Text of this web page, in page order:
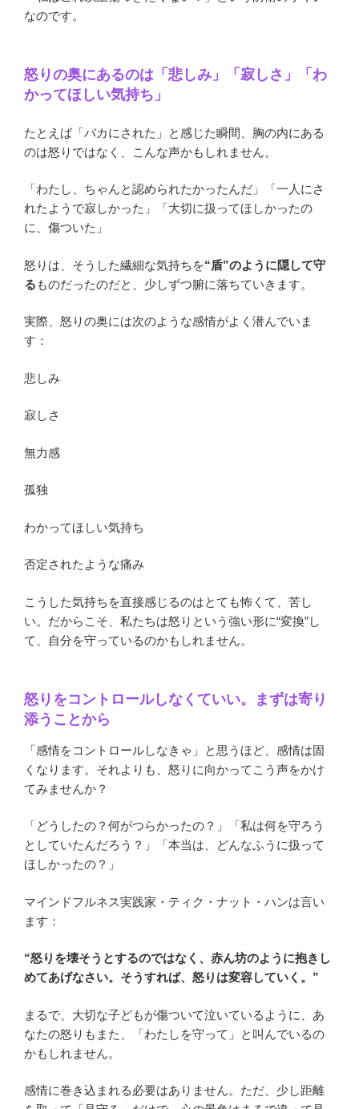
なのです。
怒りの奥にあるのは「悲しみ」「寂しさ」「わ
かってほしい気持ち」
たとえば「バカにされた」と感じた瞬間、胸の内にある
のは怒りではなく、こんな声かもしれません。
「わたし、ちゃんと認められたかったんだ」「一人にさ
れたようで寂しかった」「大切に扱ってほしかったの
に、傷ついた」
怒りは、そうした繊細な気持ちを“盾”のように隠して守
る ものだったのだと、少しずつ腑に落ちていきます。
実際、怒りの奥には次のような感情がよく潜んでいま
す：
悲しみ
寂しさ
無力感
孤独
わかってほしい気持ち
否定されたような痛み
こうした気持ちを直接感じるのはとても怖くて、苦し
い。だからこそ、私たちは怒りという強い形に“変換”し
て、自分を守っているのかもしれません。
怒りをコントロールしなくていい。まずは寄り
添うことから
「感情をコントロールしなきゃ」と思うほど、感情は固
くなります。それよりも、怒りに向かってこう声をかけ
てみませんか？
「どうしたの？何がつらかったの？」「私は何を守ろう
としていたんだろう？」「本当は、どんなふうに扱って
ほしかったの？」
マインドフルネス実践家・ティク・ナット・ハンは言い
ます：
“怒りを壊そうとするのではなく、赤ん坊のように抱きし
めてあげなさい。そうすれば、怒りは変容していく。”
まるで、大切な子どもが傷ついて泣いているように、あ
なたの怒りもまた、「わたしを守って」と叫んでいるの
かもしれません。
感情に巻き込まれる必要はありません。ただ、少し距離